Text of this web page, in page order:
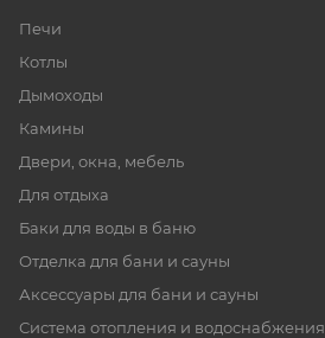
Печи
Котлы
Дымоходы
Камины
Двери, окна, мебель
Для отдыха
Баки для воды в баню
Отделка для бани и сауны
Аксессуары для бани и сауны
Система отопления и водоснабжения